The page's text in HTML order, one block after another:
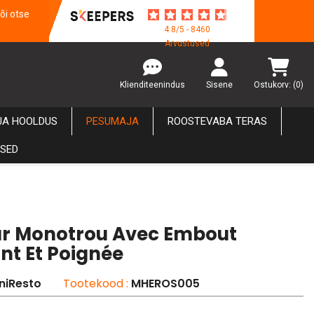
otse
4.8/5 - 8460
Arvustused
Klienditeenindus Sisene Ostukorv: (0)
HOOLDUS PESUMAJA ROOSTEVABA TERAS
Monotrou Avec Embout
Et Poignée
Tootekood : MHEROS005